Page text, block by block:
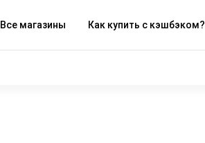
Все магазины Как купить с кэшбэком?